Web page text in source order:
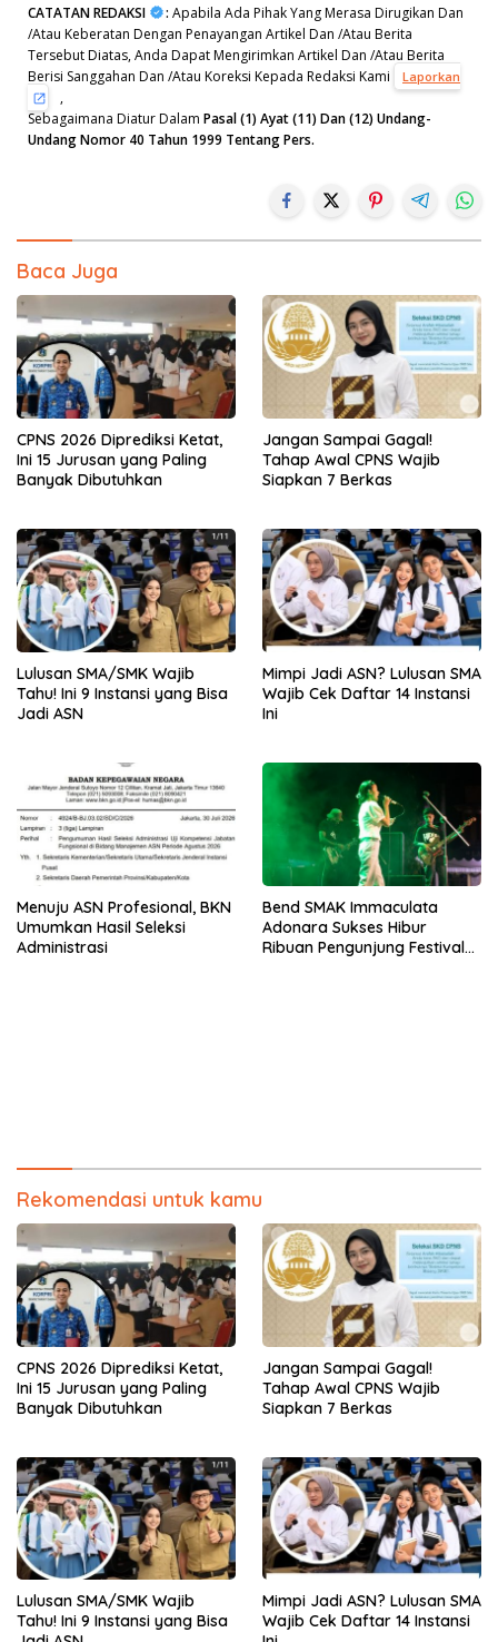
CATATAN REDAKSI : Apabila Ada Pihak Yang Merasa Dirugikan Dan
/Atau Keberatan Dengan Penayangan Artikel Dan /Atau Berita
Tersebut Diatas, Anda Dapat Mengirimkan Artikel Dan /Atau Berita
Berisi Sanggahan Dan /Atau Koreksi Kepada Redaksi Kami
Laporkan
,
Sebagaimana Diatur Dalam Pasal (1) Ayat (11) Dan (12) Undang-
Undang Nomor 40 Tahun 1999 Tentang Pers.
Baca Juga
CPNS 2026 Diprediksi Ketat,
Ini 15 Jurusan yang Paling
Banyak Dibutuhkan
Jangan Sampai Gagal!
Tahap Awal CPNS Wajib
Siapkan 7 Berkas
Lulusan SMA/SMK Wajib
Tahu! Ini 9 Instansi yang Bisa
Jadi ASN
Mimpi Jadi ASN? Lulusan SMA
Wajib Cek Daftar 14 Instansi
Ini
Menuju ASN Profesional, BKN
Umumkan Hasil Seleksi
Administrasi
Bend SMAK Immaculata
Adonara Sukses Hibur
Ribuan Pengunjung Festival
Rekomendasi untuk kamu
CPNS 2026 Diprediksi Ketat,
Ini 15 Jurusan yang Paling
Banyak Dibutuhkan
Jangan Sampai Gagal!
Tahap Awal CPNS Wajib
Siapkan 7 Berkas
Lulusan SMA/SMK Wajib
Tahu! Ini 9 Instansi yang Bisa
Mimpi Jadi ASN? Lulusan SMA
Wajib Cek Daftar 14 Instansi